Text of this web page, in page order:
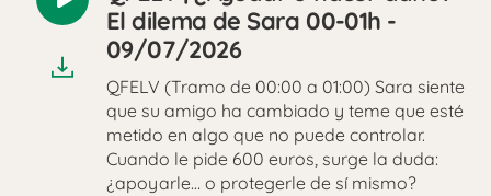
Reproducir
audioEl dilema de Sara 00-01h -
09/07/2026
QFELV (Tramo de 00:00 a 01:00) Sara siente
que su amigo ha cambiado y teme que esté
metido en algo que no puede controlar.
Cuando le pide 600 euros, surge la duda:
¿apoyarle… o protegerle de sí mismo?